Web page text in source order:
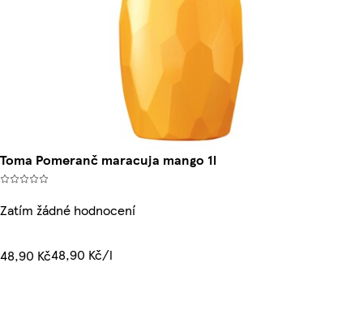
Toma Pomeranč maracuja mango 1l
Zatím žádné hodnocení
48,90 Kč48,90 Kč/l